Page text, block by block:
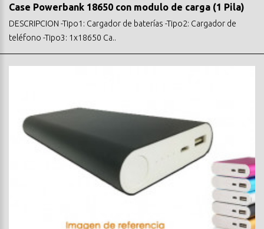
Case Powerbank 18650 con modulo de carga (1 Pila)
DESCRIPCION -Tipo1: Cargador de baterías -Tipo2: Cargador de
teléfono -Tipo3: 1x18650 Ca..